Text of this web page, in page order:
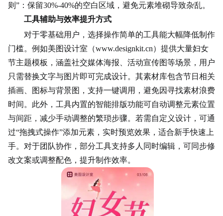
则”：保留30%-40%的空白区域，避免元素堆砌导致杂乱。
工具辅助与效率提升方式
对于零基础用户，选择操作简单的工具能大幅降低制作
门槛。例如美图设计室（www.designkit.cn）提供大量妇女
节主题模板，涵盖社交媒体海报、活动宣传图等场景，用户
只需替换文字与图片即可完成设计。其素材库包含节日相关
插画、
图标与背景图，支持一键调用，避免因寻找素材浪费
时间。此外，工具内置的智能排版功能可自动调整元素位置
与间距，减少手动调整的繁琐步骤。若需自定义设计，可通
过“拖拽式操作”添加元素，实时预览效果，适合新手快速上
手。对于团队协作，部分工具支持多人同时编辑，可同步修
改文案或调整配色，提升制作效率。